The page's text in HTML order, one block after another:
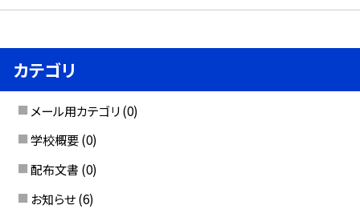
カテゴリ
メール用カテゴリ (0)
学校概要 (0)
配布文書 (0)
お知らせ (6)